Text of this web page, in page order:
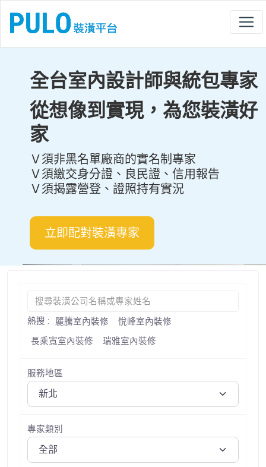
全台室內設計師與統包專家
從想像到實現，為您裝潢好
家
Ｖ須非黑名單廠商的實名制專家
Ｖ須繳交身分證、良民證、信用報告
Ｖ須揭露營登、證照持有實況
立即配對裝潢專家
熱搜 : 麗騰室內裝修
悅峰室內裝修
長乘寬室內裝修
瑞雅室內裝修
服務地區
專家類別